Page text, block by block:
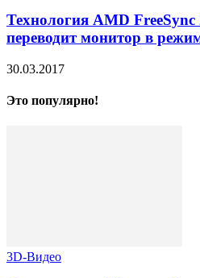
Технология AMD FreeSync
переводит монитор в
30.03.2017
Это популярно!
3D-Видео